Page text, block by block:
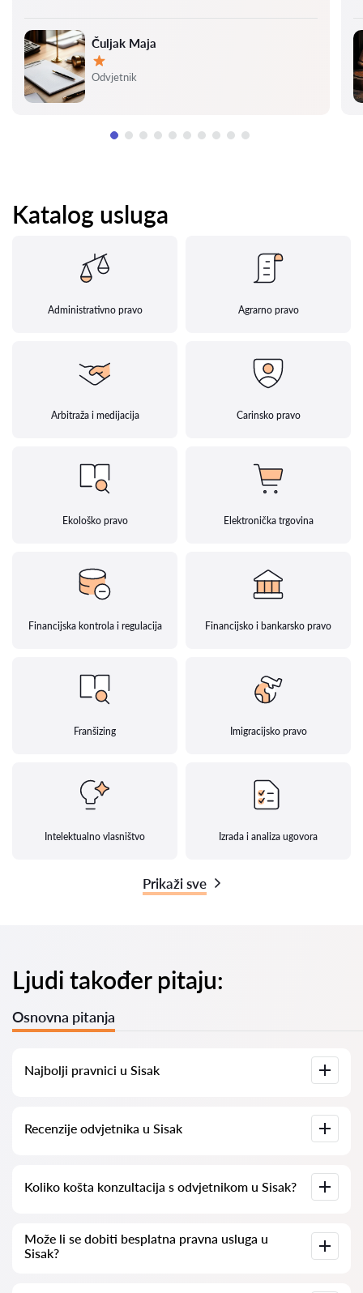
Čuljak Maja
Ocjena:
Odvjetnik
Katalog usluga
Administrativno pravo Agrarno pravo
Arbitraža i medijacija Carinsko pravo
Ekološko pravo Elektronička trgovina
Financijska kontrola i regulacija Financijsko i bankarsko pravo
Franšizing Imigracijsko pravo
Intelektualno vlasništvo Izrada i analiza ugovora
Prikaži sve
Ljudi također pitaju:
Osnovna pitanja
Najbolji pravnici u Sisak
informacijama. Cijene, recenzije, telefonski brojevi i adrese.
Recenzije odvjetnika u Sisak
odvjetnicima. Ne brišemo negativne recenzije niti postoji
mogućnost njihovog lažnog povećavanja.
Koliko košta konzultacija s odvjetnikom u Sisak?
nadalje (cijene mogu varirati ovisno o složenosti pitanja i
obliku odgovora).
Može li se dobiti besplatna pravna usluga u
Sisak?